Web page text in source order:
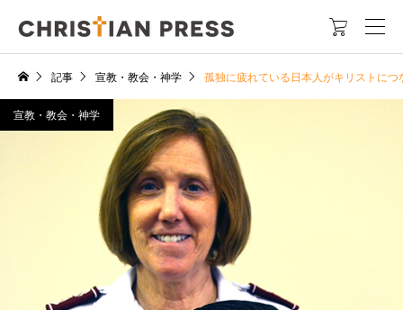

記事 宣教・教会・神学 孤独に疲れている日本人がキリストに
宣教・教会・神学